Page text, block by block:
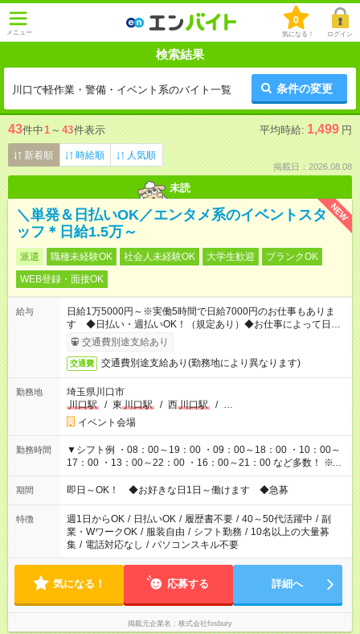
メニュー
0
気になる！ ログイン
検索結果
川口で軽作業・警備・イベント系のバイト一覧 条件の変更
43件中1 ～ 43件表示 平均時給: 1,499 円
新着順 時給順 人気順
掲載日：2026.08.08
未読
NEW
＼単発＆日払いOK／エンタメ系のイベントスタ
ッフ＊日給1.5万～
派遣 職種未経験OK 社会人未経験OK 大学生歓迎
ブランクOK
WEB登録・面接OK
給与
日給1万5000円～※実働5時間で日給7000円のお仕事もありま
す ◆日払い・週払いOK！（規定あり）◆お仕事によって日給も
異なります
交通費別途支給あり
交通費 交通費別途支給あり(勤務地により異なります)
勤務地
埼玉県川口市
川口駅
/ 東 川口駅 / 西川口駅 / …
イベント会場
勤務時間
▼シフト例 ・08：00～19：00 ・09：00～18：00 ・10：00～
17：00 ・13：00～22：00 ・16：00～21：00 など多数！ ※お
仕事により勤務時間が異なります
期間 即日～OK！ ◆お好きな日1日～働けます ◆急募
特徴 週1日からOK / 日払いOK / 履歴書不要 / 40～50代活躍中 / 副
業・WワークOK / 服装自由 / シフト勤務 / 10名以上の大量募
集 / 電話対応なし / パソコンスキル不要
気になる！ 応募する 詳細へ
掲載元企業名 株式会社fosbury